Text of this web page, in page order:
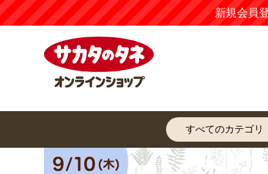
新規会員